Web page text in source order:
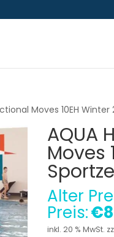
Moves 10EH
AQUA
Moves
Alter
Preis:€
inkl. 20 % MwSt.